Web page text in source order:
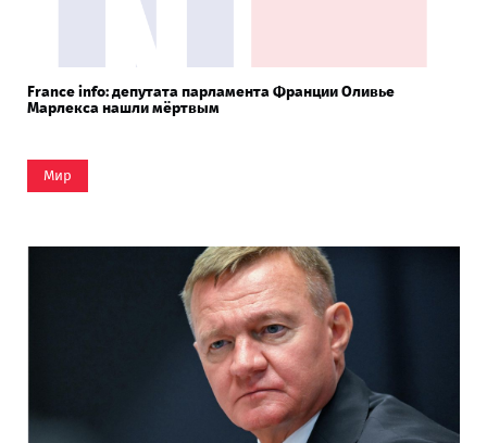
France info: депутата парламента Франции Оливье
Марлекса нашли мёртвым
Мир